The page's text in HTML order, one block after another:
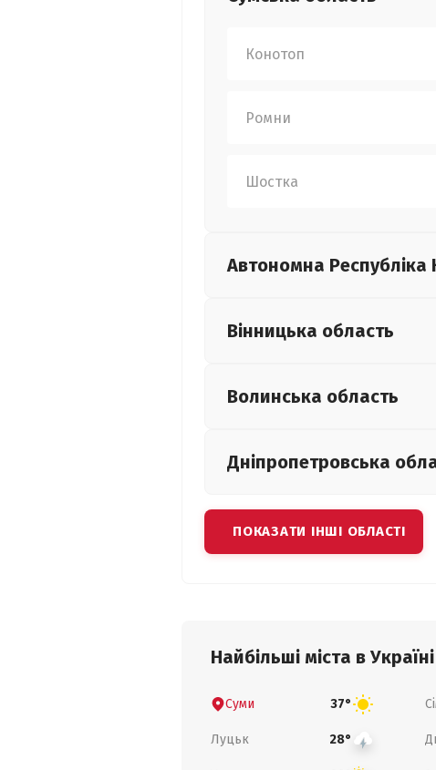
Конотоп
Ромни
Шостка
Автономна Республіка
Вінницька область
Волинська область
Дніпропетровська
ПОКАЗАТИ ІНШІ ОБЛАСТІ
Найбільші міста в Україні
Суми 37°
Луцьк 28°